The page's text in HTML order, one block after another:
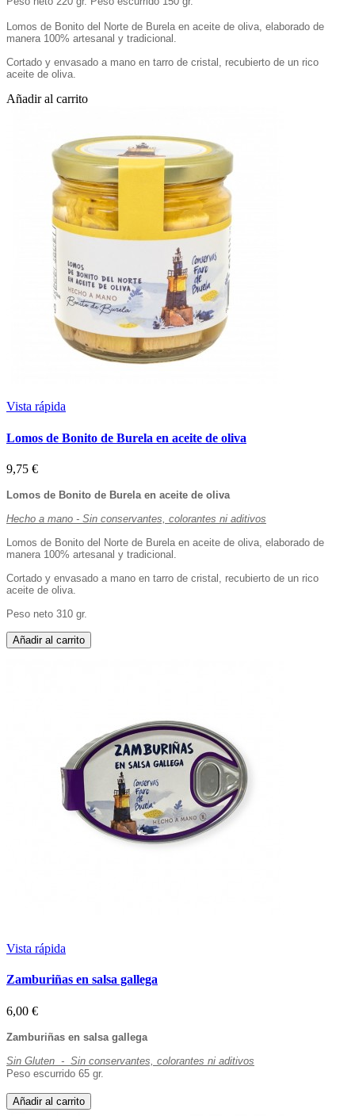
Lomos de Bonito del Norte de Burela en aceite de oliva, elaborado de
manera 100% artesanal y tradicional.
Cortado y envasado a mano en tarro de cristal, recubierto de un rico
aceite de oliva.
Añadir al carrito
Vista rápida
Lomos de Bonito de Burela en aceite de oliva
9,75 €
Lomos de Bonito de Burela en aceite de oliva
Hecho a mano - Sin conservantes, colorantes ni aditivos
Lomos de Bonito del Norte de Burela en aceite de oliva, elaborado de
manera 100% artesanal y tradicional.
Cortado y envasado a mano en tarro de cristal, recubierto de un rico
aceite de oliva.
Peso neto 310 gr.
Añadir al carrito
Vista rápida
Zamburiñas en salsa gallega
6,00 €
Zamburiñas en salsa gallega
Sin Gluten - Sin conservantes, colorantes ni aditivos
Peso escurrido 65 gr.
Añadir al carrito